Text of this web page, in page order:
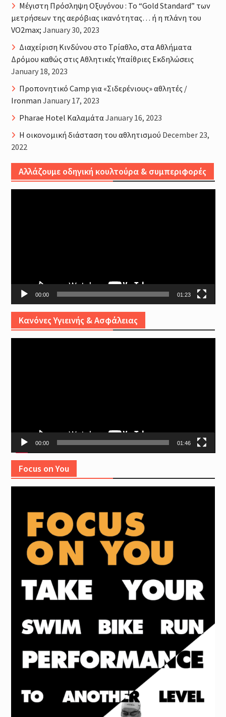
Μέγιστη Πρόσληψη Οξυγόνου : Το “Gold Standard” των
μετρήσεων της αερόβιας ικανότητας… ή η πλάνη του
VO2max; January 30, 2023
Διαχείριση Κινδύνου στο Τρίαθλο, στα Αθλήματα
Δρόμου καθώς στις Αθλητικές Υπαίθριες Εκδηλώσεις
January 18, 2023
Προπονητικό Camp για «Σιδερένιους» αθλητές /
Ironman January 17, 2023
Pharae Hotel ΚαλαμάταJanuary 16, 2023
Η οικονομική διάσταση του αθλητισμού December 23,
2022
Αλλάζουμε οδηγική κουλτούρα & συμπεριφορές
00:00 01:23
Κανόνες Υγιεινής & Ασφάλειας
00:00 01:46
Focus on You